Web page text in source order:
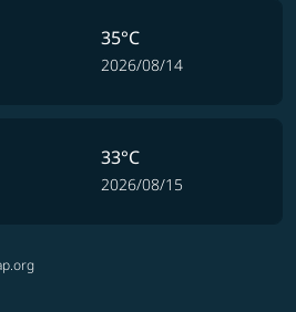
35°C
2026/08/14
33°C
2026/08/15